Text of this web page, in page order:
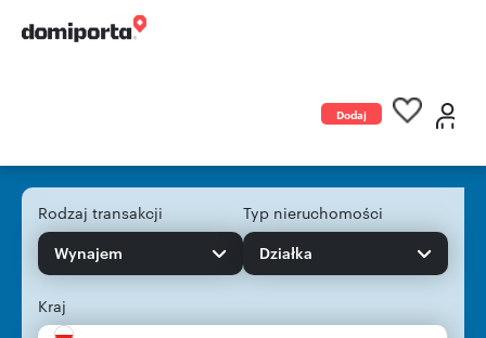
Dodaj
Rodzaj transakcji
Wynajem
Typ nieruchomości
Działka
Kraj